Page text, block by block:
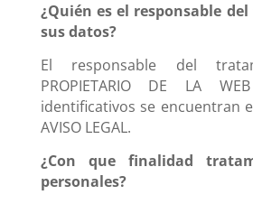
¿Quién es el responsable
sus datos?
El responsable del
PROPIETARIO DE LA
identificativos se encuentran
AVISO LEGAL.
¿Con que finalidad
personales?